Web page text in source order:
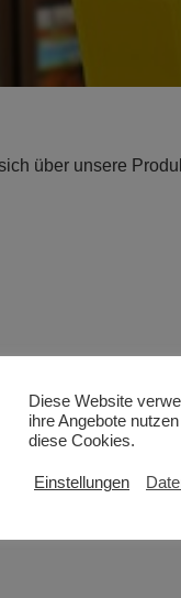
über unsere
Diese Website
ihre Angebote
diese Cookies.
Einstellungen